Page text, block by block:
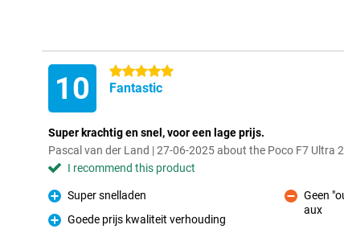
10 5 stars
Fantastic
Super krachtig en snel, voor een lage prijs.
Pascal van der Land | 27-06-2025 about the Poco F7 Ultra
I recommend this product
Pro
Super snelladen
Goede prijs kwaliteit verhouding
Con
Geen
aux